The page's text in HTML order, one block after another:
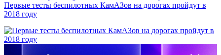
Первые тесты беспилотных КамАЗов на дорогах пройдут в
2018 году